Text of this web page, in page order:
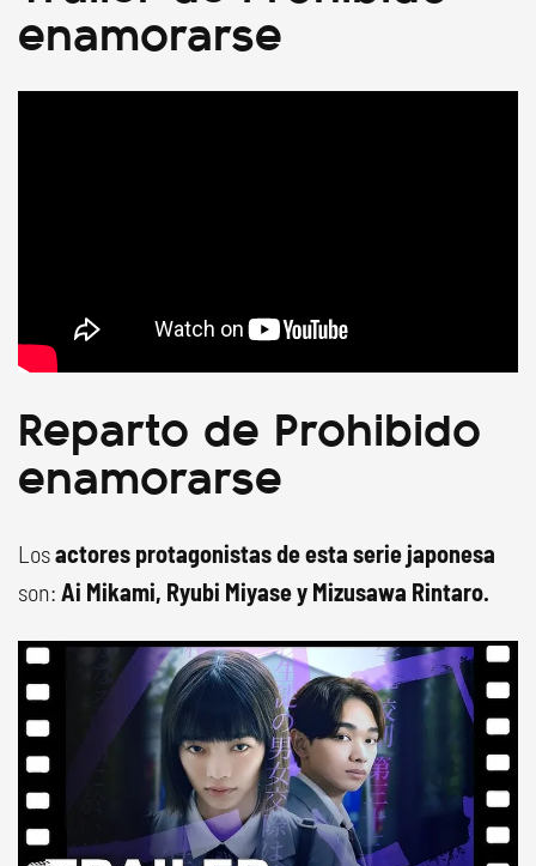
enamorarse
Reparto de Prohibido
enamorarse
Losactores protagonistas de esta serie japonesa
son: Ai Mikami, Ryubi Miyase y Mizusawa Rintaro.